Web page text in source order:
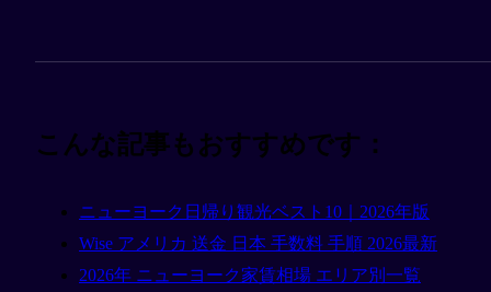
こんな記事もおすすめです：
ニューヨーク日帰り観光ベスト10｜2026年版
Wise アメリカ 送金 日本 手数料 手順 2026最新
2026年 ニューヨーク家賃相場 エリア別一覧